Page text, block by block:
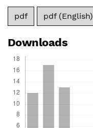
pdf pdf (English)
Downloads